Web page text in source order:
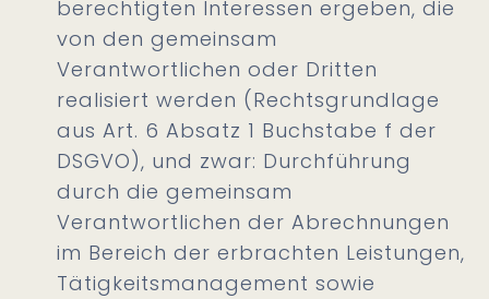
berechtigten Interessen ergeben, die
von den gemeinsam
Verantwortlichen oder Dritten
realisiert werden (Rechtsgrundlage
aus Art. 6 Absatz 1 Buchstabe f der
DSGVO), und zwar: Durchführung
durch die gemeinsam
Verantwortlichen der Abrechnungen
im Bereich der erbrachten Leistungen,
Tätigkeitsmanagement sowie